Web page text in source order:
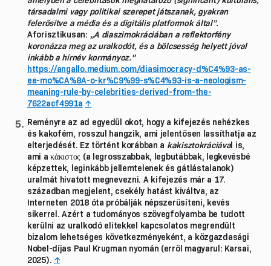
társadalmi vagy politikai szerepet játszanak, gyakran
felerősítve a média és a digitális platformok által”.
Aforisztikusan: „A diaszimokráciában a reflektorfény
koronázza meg az uralkodót, és a bölcsesség helyett jóval
inkább a hírnév kormányoz.”
https://angallo.medium.com/diasimocracy-d%C4%93-as-
ee-mo%CA%8A-o-kr%C9%99-s%C4%93-is-a-neologism-
meaning-rule-by-celebrities-derived-from-the-
7622acf4991a ↑
Reményre az ad egyedül okot, hogy a kifejezés nehézkes
és kakofém, rosszul hangzik, ami jelentősen lassíthatja az
elterjedését. Ez történt korábban a kakisztokráciával is,
ami a κάκιστος (a legrosszabbak, legbutábbak, legkevésbé
képzettek, leginkább jellemtelenek és gátlástalanok)
uralmát hivatott megnevezni. A kifejezés már a 17.
században megjelent, csekély hatást kiváltva, az
Interneten 2018 óta próbálják népszerűsíteni, kevés
sikerrel. Azért a tudományos szövegfolyamba be tudott
kerülni az uralkodó elitekkel kapcsolatos megrendült
bizalom lehetséges következményeként, a közgazdasági
Nobel-díjas Paul Krugman nyomán (erről magyarul: Karsai,
2025). ↑